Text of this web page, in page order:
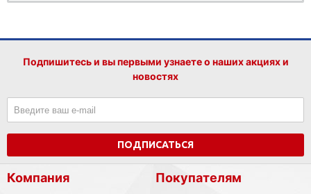
Подпишитесь и вы первыми узнаете о наших акциях и
новостях
ПОДПИСАТЬСЯ
Компания Покупателям